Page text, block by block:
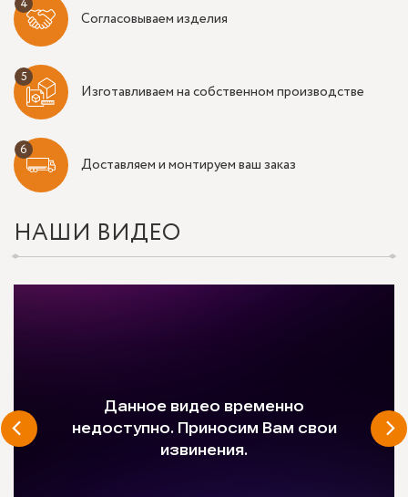
Согласовываем изделия
Изготавливаем на собственном производстве
Доставляем и монтируем ваш заказ
НАШИ ВИДЕО